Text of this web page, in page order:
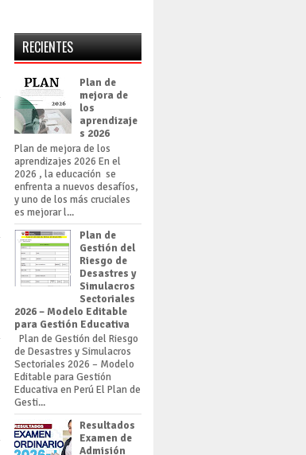
RECIENTES
Plan de
mejora de
los
aprendizaje
s 2026
Plan de mejora de los
aprendizajes 2026 En el
2026 , la educación se
enfrenta a nuevos desafíos,
y uno de los más cruciales
es mejorar l...
Plan de
Gestión del
Riesgo de
Desastres y
Simulacros
Sectoriales
2026 – Modelo Editable
para Gestión Educativa
Plan de Gestión del Riesgo
de Desastres y Simulacros
Sectoriales 2026 – Modelo
Editable para Gestión
Educativa en Perú El Plan de
Gesti...
Resultados
Examen de
Admisión